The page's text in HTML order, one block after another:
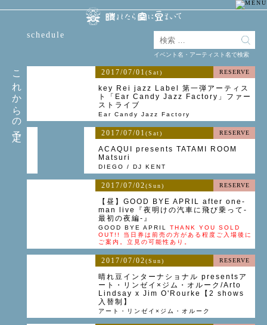
これからの予定
schedule
2017/07/01(Sat) RESERVE
key Rei jazz Label 第一弾アーティス
ト「Ear Candy Jazz Factory」ファー
ストライブ
Ear Candy Jazz Factory
2017/07/01(Sat) RESERVE
ACAQUI presents TATAMI ROOM
Matsuri
DIEGO / DJ KENT
2017/07/02(Sun) RESERVE
【昼】GOOD BYE APRIL after one-
man live『夜明けの汽車に飛び乗って-
最初の夜編-』
GOOD BYE APRIL THANK YOU SOLD
OUT!! 当日券は前売の方がある程度ご入場後に
ご案内。立見の可能性あり。
2017/07/02(Sun) RESERVE
晴れ豆インターナショナル presentsア
ート・リンゼイ×ジム・オルーク/Arto
Lindsay x Jim O'Rourke【2 shows
入替制】
アート・リンゼイ×ジム・オルーク
イベント名・アーティスト名で検索